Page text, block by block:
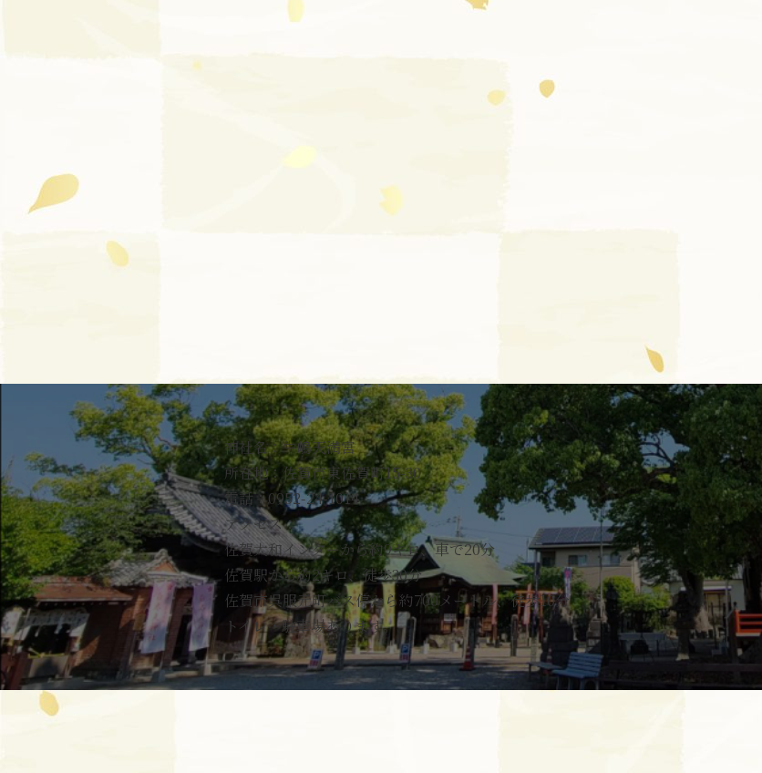
神社名：牛嶋天満宮
所在地：佐賀市東佐賀町15-30
電話：0952-24-1014
アクセス：
佐賀大和インターから約9キロ、車で20分
佐賀駅から約2キロ、徒歩30分
佐賀市呉服元町バス停から約700メートル、徒歩10分
トイレ・駐車場あります。